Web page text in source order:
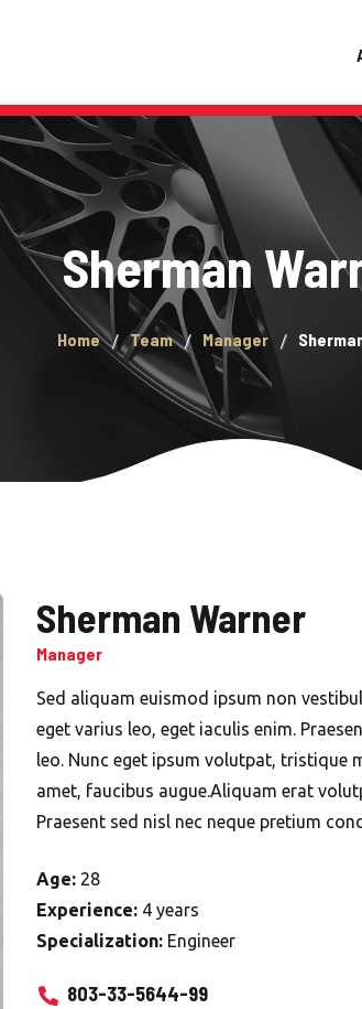
Sherman
Home Team Manager
Sherman Warner
Manager
Sed aliquam euismod ipsum non
eget varius leo, eget iaculis enim.
leo. Nunc eget ipsum volutpat, tristique
amet, faucibus augue.Aliquam erat
Praesent sed nisl nec neque pretium
Age: 28
Experience: 4 years
Specialization: Engineer
803-33-5644-99